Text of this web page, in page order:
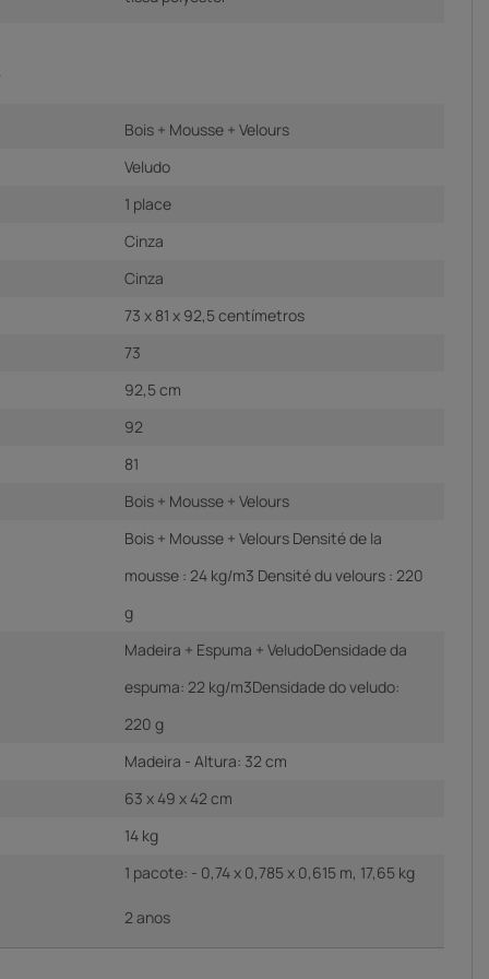
Bois + Mousse + Velours
Veludo
1 place
Cinza
Cinza
73 x 81 x 92,5 centímetros
73
92,5 cm
92
81
Bois + Mousse + Velours
Bois + Mousse + Velours Densité de la
mousse : 24 kg/m3 Densité du velours : 220
g
Madeira + Espuma + VeludoDensidade da
espuma: 22 kg/m3Densidade do veludo:
220 g
Madeira - Altura: 32 cm
63 x 49 x 42 cm
14 kg
1 pacote: - 0,74 x 0,785 x 0,615 m, 17,65 kg
2 anos